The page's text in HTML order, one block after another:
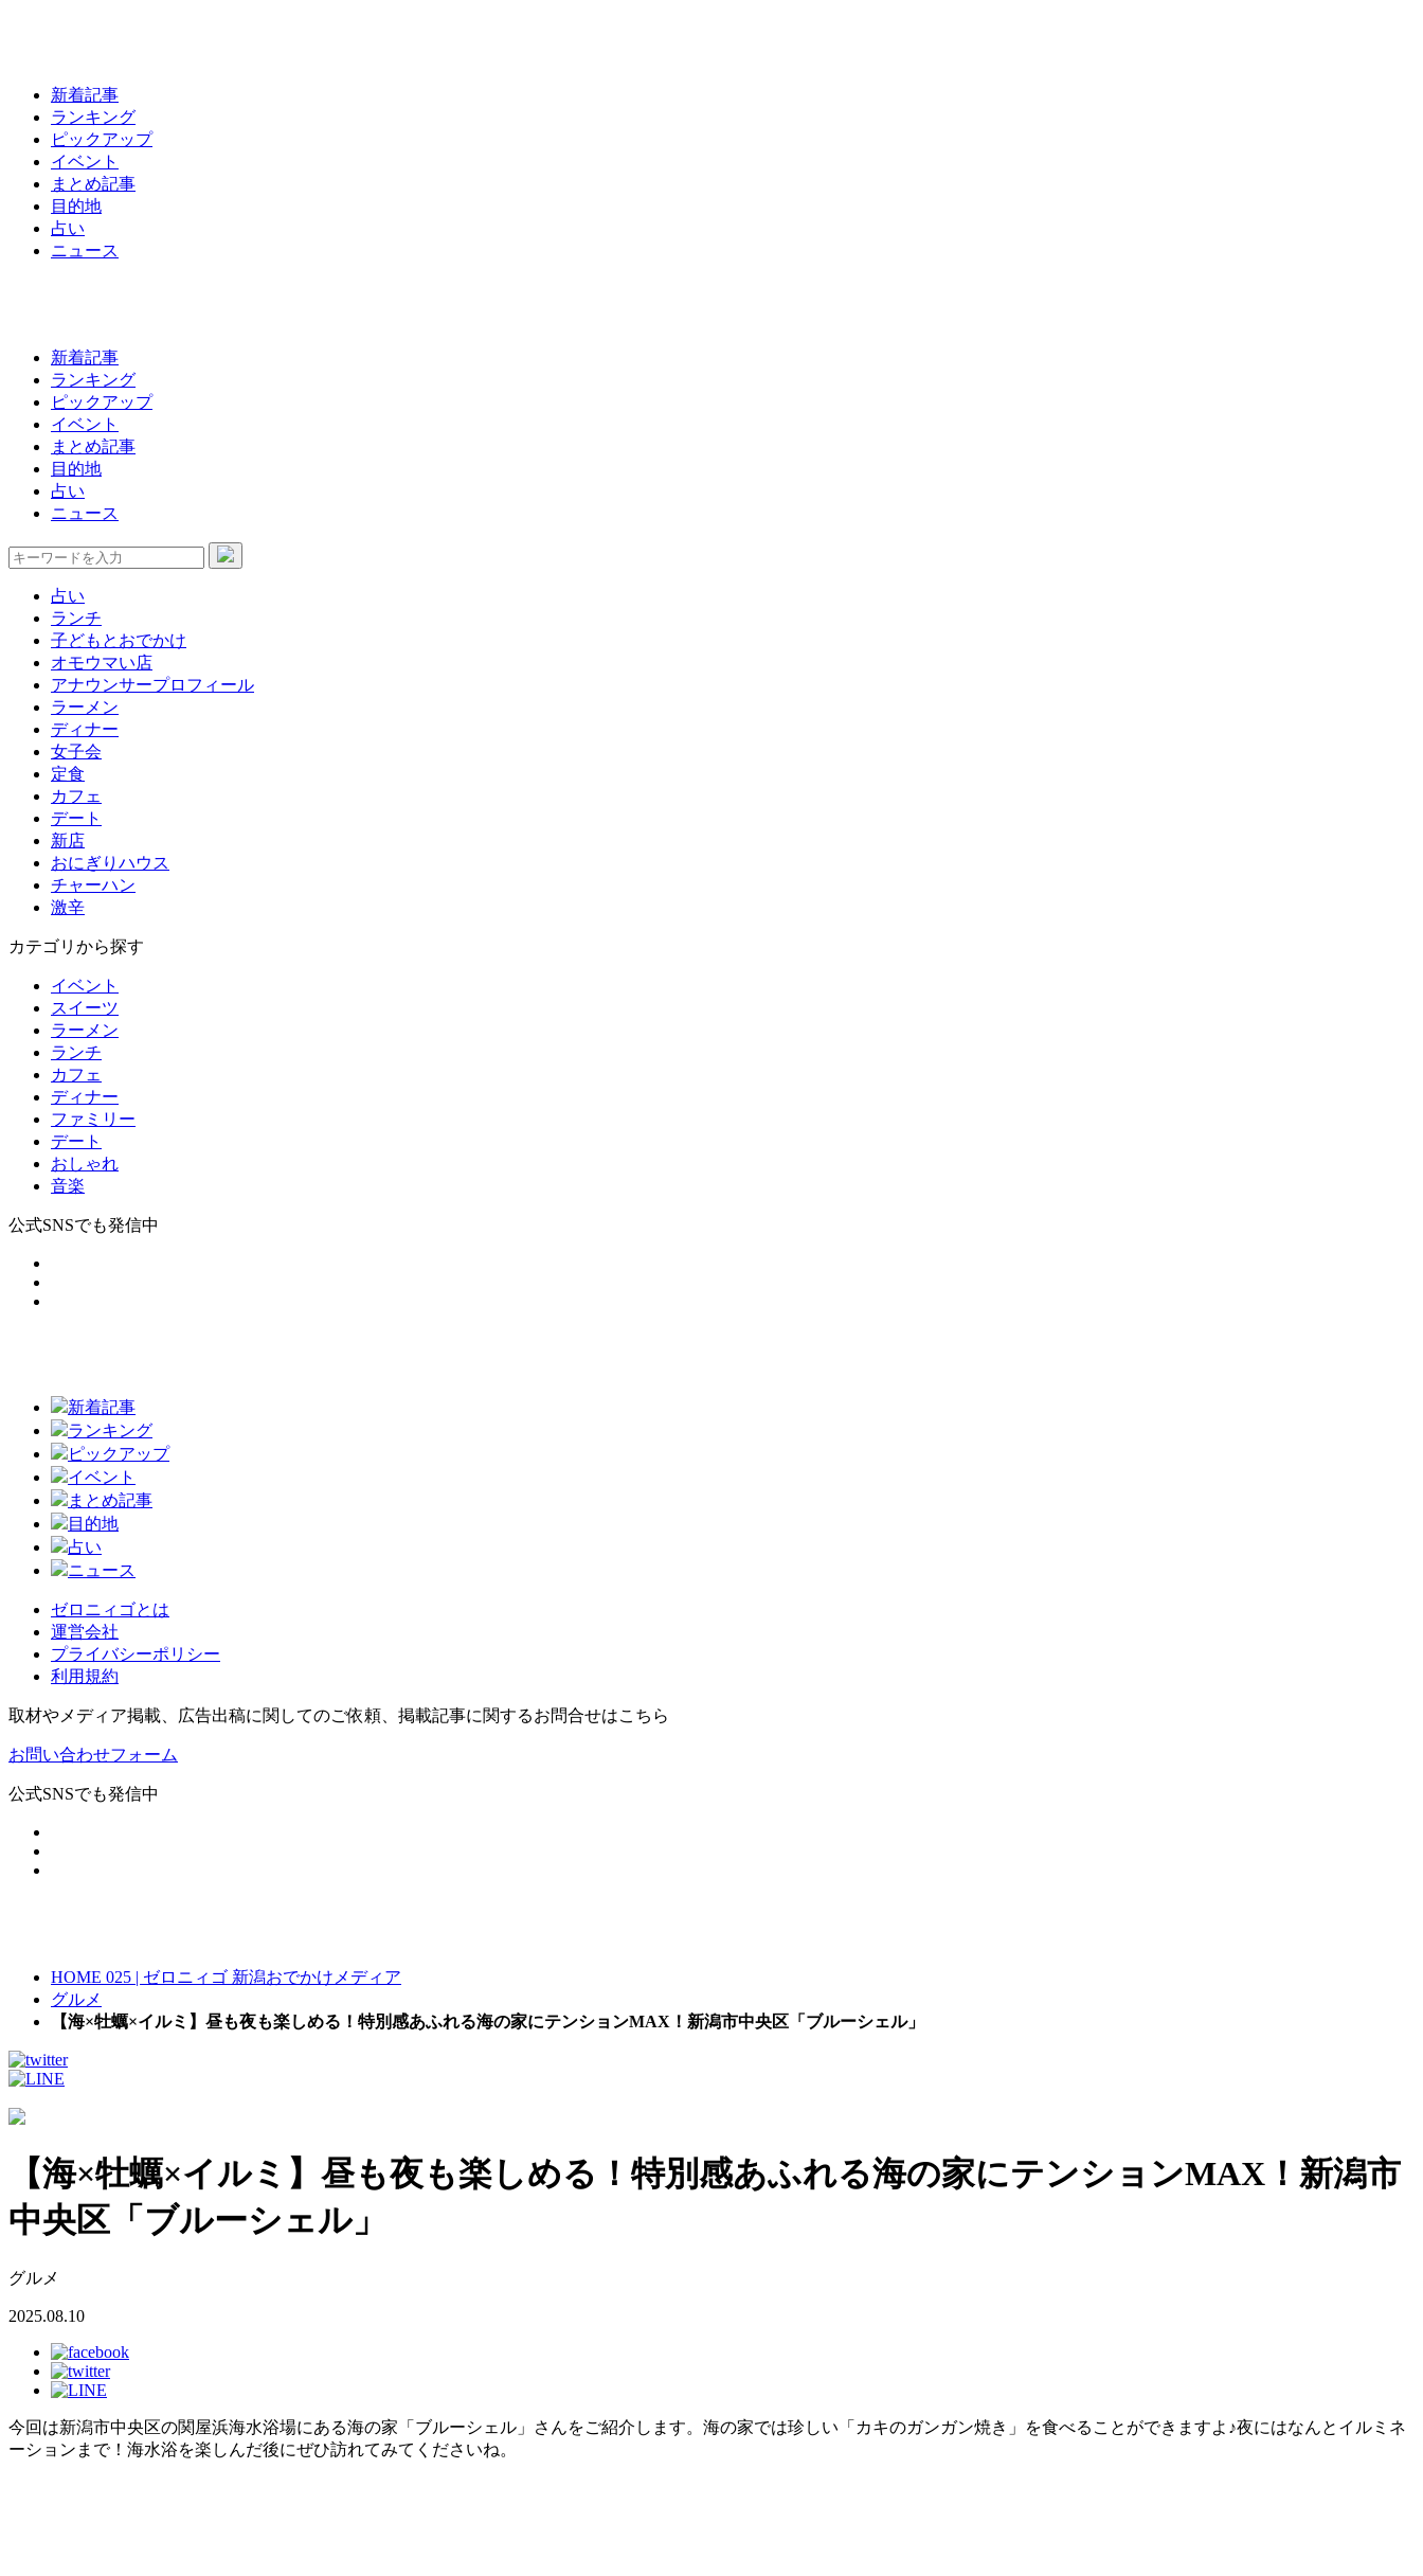
新着記事
ランキング
ピックアップ
イベント
まとめ記事
目的地
占い
ニュース
新着記事
ランキング
ピックアップ
イベント
まとめ記事
目的地
占い
ニュース
占い
ランチ
子どもとおでかけ
オモウマい店
アナウンサープロフィール
ラーメン
ディナー
女子会
定食
カフェ
デート
新店
おにぎりハウス
チャーハン
激辛
カテゴリから探す
イベント
スイーツ
ラーメン
ランチ
カフェ
ディナー
ファミリー
デート
おしゃれ
音楽
公式SNSでも発信中
新着記事
ランキング
ピックアップ
イベント
まとめ記事
目的地
占い
ニュース
ゼロニィゴとは
運営会社
プライバシーポリシー
利用規約
取材やメディア掲載、広告出稿に関してのご依頼、掲載記事に関するお問合せはこちら
お問い合わせフォーム
公式SNSでも発信中
HOME 025 | ゼロニィゴ 新潟おでかけメディア
グルメ
【海×牡蠣×イルミ】昼も夜も楽しめる！特別感あふれる海の家にテンションMAX！新潟市中央区「ブルーシェル」
【海×牡蠣×イルミ】昼も夜も楽しめる！特別感あふれる海の家にテンションMAX！新潟市
中央区「ブルーシェル」
グルメ
2025.08.10
今回は新潟市中央区の関屋浜海水浴場にある海の家「ブルーシェル」さんをご紹介します。海の家では珍しい「カキのガンガン焼き」を食べることができますよ♪夜にはなんとイルミネ
ーションまで！海水浴を楽しんだ後にぜひ訪れてみてくださいね。